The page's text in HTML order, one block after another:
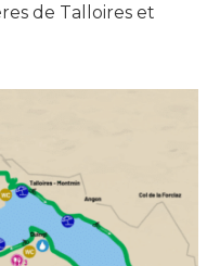
de Talloires et